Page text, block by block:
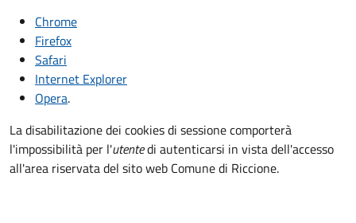
Chrome
Firefox
Safari
Internet Explorer
Opera.
La disabilitazione dei cookies di sessione comporterà
l'impossibilità per l'utentedi autenticarsi in vista dell'accesso
all'area riservata del sito web Comune di Riccione.